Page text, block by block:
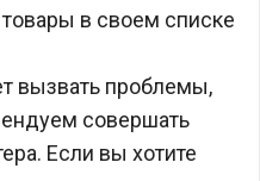
в своем списке
вызвать проблемы,
совершать
Если вы хотите